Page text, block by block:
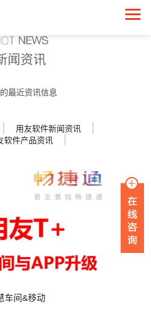
闻资讯
最近资讯信息
用友软件新闻资讯
软件产品资讯
车间&移动